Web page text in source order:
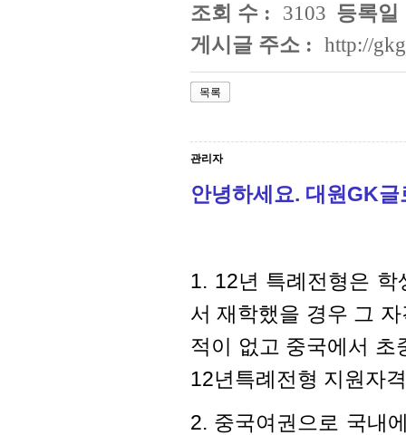
조회 수 :
3103 등록일
게시글 주소 : http://
목록
관리자
안녕하세요. 대원GK
1. 12년 특례전형은
서 재학했을 경우 그
적이 없고 중국에서 초
12년특례전형 지원자
2. 중국여권으로 국내